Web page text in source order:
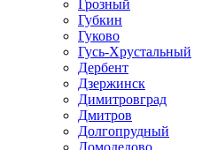
Грозный
Губкин
Гуково
Гусь-Хрустальный
Дербент
Дзержинск
Димитровград
Дмитров
Долгопрудный
Домодедово